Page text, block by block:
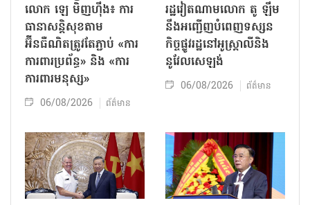
លោក ឡេ មិញហ៊ឹង៖ ការ
ធានាសន្តិសុខតាម
អ៊ីនធឺណិតត្រូវតែភ្ជាប់ «ការ
ការពារប្រព័ន្ធ» និង «ការ
ការពារមនុស្ស»
06/08/2026 ព័ត៌មាន
រដ្ឋវៀតណាមលោក តូ ឡឹម
នឹងអញ្ជើញបំពេញទស្សន
កិច្ចផ្លូវរដ្ឋនៅអូស្ត្រាលីនិង
នូវែលសេឡង់
06/08/2026 ព័ត៌មាន